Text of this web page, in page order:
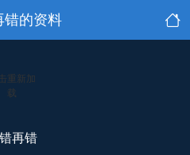
错的资料
重新加
载
再错